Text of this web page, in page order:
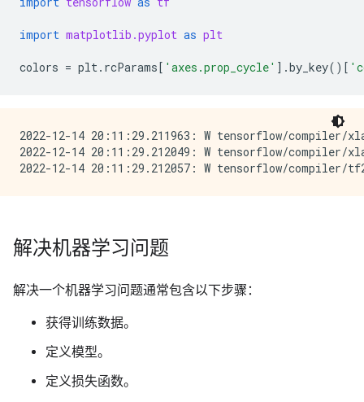
import matplotlib.pyplot as plt
colors = plt. rcParams[ 'axes.prop_cycle' ] .by_key()[
2022-12-14 20:11:29.211963: W tensorflow/
2022-12-14 20:11:29.212049: W tensorflow/
解决机器学习问题
解决一个机器学习问题通常包含以下步骤：
获得训练数据。
定义模型。
定义损失函数。